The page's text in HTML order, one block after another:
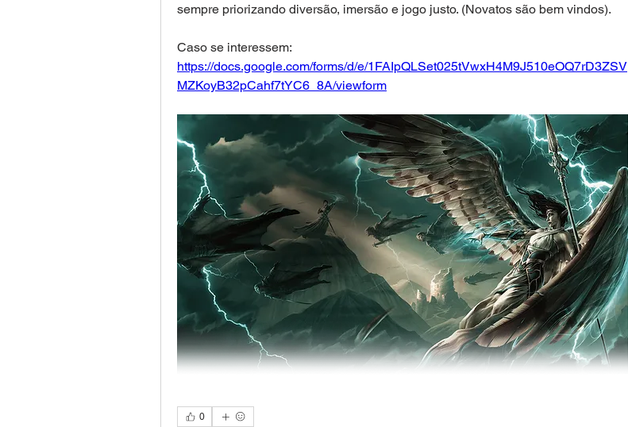
sempre priorizando diversão, imersão e jogo justo. (Novatos são bem vindos).
https://docs.google.com/forms/d/e/1FAIpQLSet025tVwxH4M9J510eOQ7rD3ZSV
MZKoyB32pCahf7tYC6_8A/viewform
0